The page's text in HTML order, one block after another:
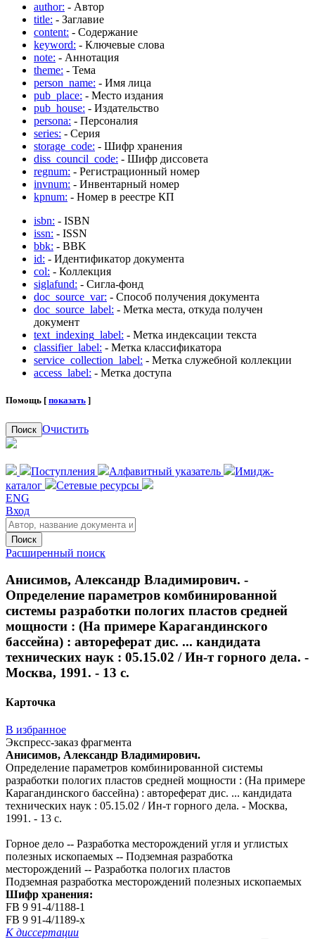
author: - Автор
title: - Заглавие
content: - Содержание
keyword: - Ключевые слова
note: - Аннотация
theme: - Тема
person_name: - Имя лица
pub_place: - Место издания
pub_house: - Издательство
persona: - Персоналия
series: - Серия
storage_code: - Шифр хранения
diss_council_code: - Шифр диссовета
regnum: - Регистрационный номер
invnum: - Инвентарный номер
kpnum: - Номер в реестре КП
isbn: - ISBN
issn: - ISSN
bbk: - BBK
id: - Идентификатор документа
col: - Коллекция
siglafund: - Сигла-фонд
doc_source_var: - Способ получения документа
doc_source_label: - Метка места, откуда получен
документ
text_indexing_label: - Метка индексации текста
classifier_label: - Метка классификатора
service_collection_label: - Метка служебной коллекции
access_label: - Метка доступа
Помощь [ показать ]
Поиск Очистить
Поступления Алфавитный указатель
Имидж-
каталог
Сетевые ресурсы
ENG
Вход
Поиск
Расширенный поиск
Анисимов, Александр Владимирович. -
Определение параметров комбинированной
системы разработки пологих пластов средней
мощности : (На примере Карагандинского
бассейна) : автореферат дис. ... кандидата
технических наук : 05.15.02 / Ин-т горного дела. -
Москва, 1991. - 13 с.
Карточка
В избранное
Экспресс-заказ фрагмента
Анисимов, Александр Владимирович.
Определение параметров комбинированной системы
разработки пологих пластов средней мощности : (На примере
Карагандинского бассейна) : автореферат дис. ... кандидата
технических наук : 05.15.02 / Ин-т горного дела. - Москва,
1991. - 13 с.
Горное дело -- Разработка месторождений угля и углистых
полезных ископаемых -- Подземная разработка
месторождений -- Разработка пологих пластов
Подземная разработка месторождений полезных ископаемых
Шифр хранения:
FB 9 91-4/1188-1
FB 9 91-4/1189-x
К диссертации